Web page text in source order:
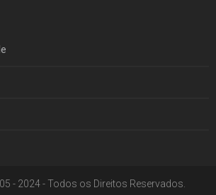
- 2024 - Todos os Direitos Reservados.